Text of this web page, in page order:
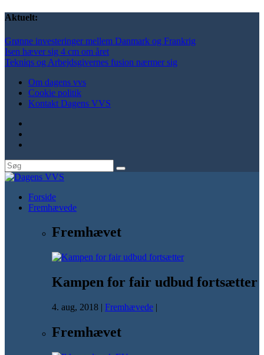
Aktuelt:
Grønne investeringer mellem Danmark og Frankrig
Isen hæver sig 4 cm om året
Tekniqs og Arbejdsgivernes fusion nærmer sig
Om dagens vvs
Cookie politik
Kontakt Dagens VVS
Forside
Fremhævede
Fremhævet
Kampen for fair udbud fortsætter
4. aug, 2018 | Fremhævede |
Fremhævet